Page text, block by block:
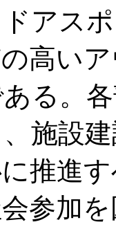
アス
高い
る。
施設
推進
参加